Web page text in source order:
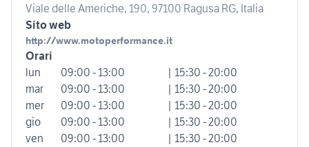
Viale delle Americhe, 190, 97100 Ragusa RG, Italia
Sito web
http://www.motoperformance.it
Orari
lun
09:00 - 13:00
| 15:30 - 20:00
mar
09:00 - 13:00
| 15:30 - 20:00
mer
09:00 - 13:00
| 15:30 - 20:00
gio
09:00 - 13:00
| 15:30 - 20:00
ven
09:00 - 13:00
| 15:30 - 20:00